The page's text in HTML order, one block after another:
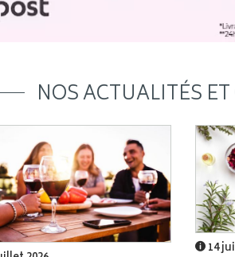
NOS ACTUALITÉS
14